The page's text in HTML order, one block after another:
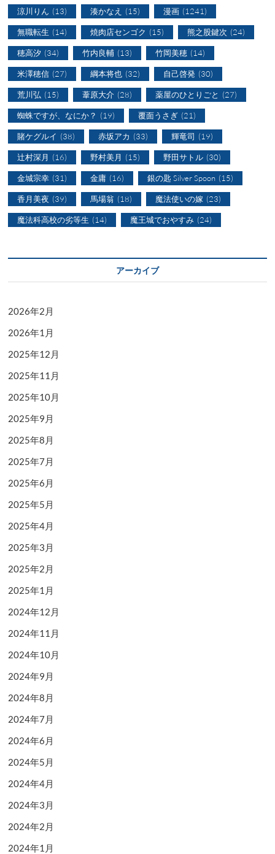
涼川りん (13) 湊かなえ (15) 漫画 (1241)
無職転生 (14) 焼肉店センゴク (15) 熊之股鍵次 (24)
穂高汐 (34) 竹内良輔 (13) 竹岡美穂 (14)
米澤穂信 (27) 綱本将也 (32) 自己啓発 (30)
荒川弘 (15) 葦原大介 (28) 薬屋のひとりごと (27)
蜘蛛ですが、なにか？ (19) 覆面うさぎ (21)
賭ケグルイ (38) 赤坂アカ (33) 輝竜司 (19)
辻村深月 (16) 野村美月 (15) 野田サトル (30)
金城宗幸 (31) 金庸 (16) 銀の匙 Silver Spoon (15)
香月美夜 (39) 馬場翁 (18) 魔法使いの嫁 (23)
魔法科高校の劣等生 (14) 魔王城でおやすみ (24)
アーカイブ
2026年2月
2026年1月
2025年12月
2025年11月
2025年10月
2025年9月
2025年8月
2025年7月
2025年6月
2025年5月
2025年4月
2025年3月
2025年2月
2025年1月
2024年12月
2024年11月
2024年10月
2024年9月
2024年8月
2024年7月
2024年6月
2024年5月
2024年4月
2024年3月
2024年2月
2024年1月